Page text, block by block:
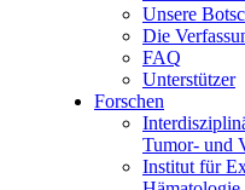
Unsere
Die
FAQ
Unterstützer
Forschen
Tumor- und
Institut für